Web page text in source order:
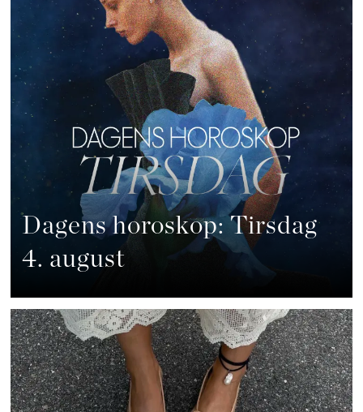
Dagens horoskop: Tirsdag
4. august